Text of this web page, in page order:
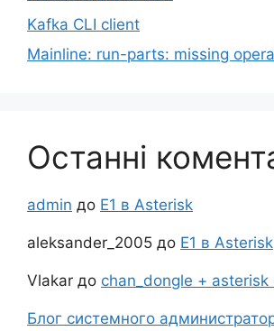
Kafka CLI client
Mainline: run-parts: missing
Останні
admin до Е1 в Asterisk
aleksander_2005 до Е1 в Asterisk
Vlakar до chan_dongle + asterisk
Блог системного